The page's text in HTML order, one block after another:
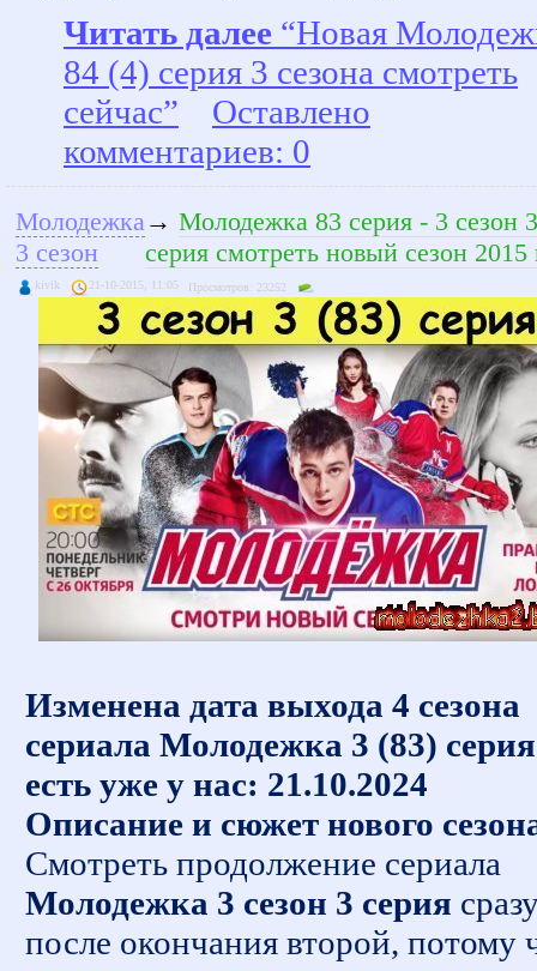
Читать далее “Новая
84 (4) серия 3 сезона смотреть
сейчас”
Оставлено
комментариев: 0
Молодежка
3 сезон
→ Молодежка 83 серия - 3 сезон 3
серия смотреть новый сезон 2015
kivik 21-10-2015, 11:05 Просмотров: 23252
Изменена дата выхода 4 сезона
сериала Молодежка 3 (83) серия
есть уже у нас: 21.10.2024
Описание и сюжет нового
Смотреть продолжение сериала
Молодежка 3 сезон 3 серия
после окончания второй, потому